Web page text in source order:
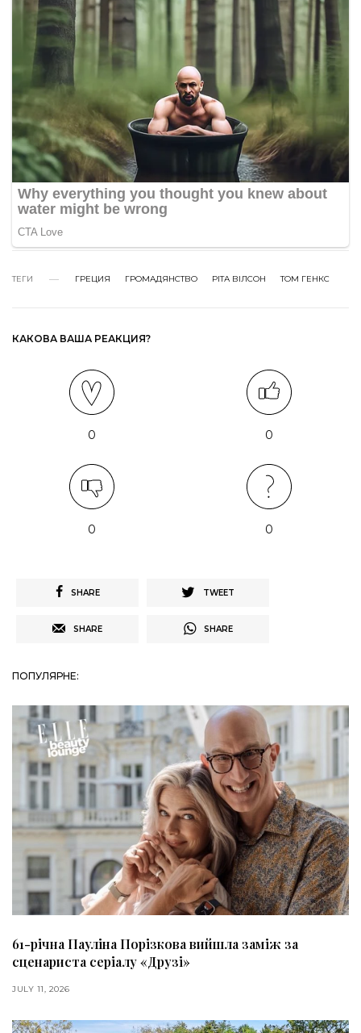
ТЕГИ ГРЕЦИЯ ГРОМАДЯНСТВО РІТА ВІЛСОН ТОМ ГЕНКС
КАКОВА ВАША РЕАКЦИЯ?
0 0
0 0
SHARE TWEET
SHARE SHARE
ПОПУЛЯРНЕ:
61-річна Пауліна Порізкова вийшла заміж за
сценариста серіалу «Друзі»
JULY 11, 2026